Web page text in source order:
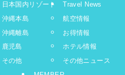
日本国内リゾート
沖縄本島
沖縄離島
鹿児島
その他
Travel News
航空情報
お得情報
ホテル情報
その他ニュース